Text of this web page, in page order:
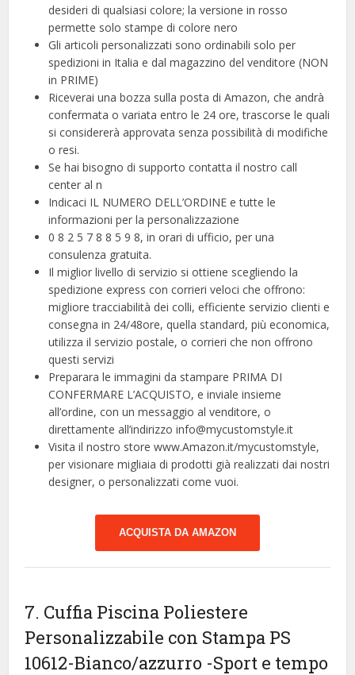
desideri di qualsiasi colore; la versione in rosso
permette solo stampe di colore nero
Gli articoli personalizzati sono ordinabili solo per
spedizioni in Italia e dal magazzino del venditore (NON
in PRIME)
Riceverai una bozza sulla posta di Amazon, che andrà
confermata o variata entro le 24 ore, trascorse le quali
si considererà approvata senza possibilità di modifiche
o resi.
Se hai bisogno di supporto contatta il nostro call
center al n
Indicaci IL NUMERO DELL’ORDINE e tutte le
informazioni per la personalizzazione
0 8 2 5 7 8 8 5 9 8, in orari di ufficio, per una
consulenza gratuita.
Il miglior livello di servizio si ottiene scegliendo la
spedizione express con corrieri veloci che offrono:
migliore tracciabilità dei colli, efficiente servizio clienti e
consegna in 24/48ore, quella standard, più economica,
utilizza il servizio postale, o corrieri che non offrono
questi servizi
Preparara le immagini da stampare PRIMA DI
CONFERMARE L’ACQUISTO, e inviale insieme
all’ordine, con un messaggio al venditore, o
direttamente all’indirizzo info@mycustomstyle.it
Visita il nostro store www.Amazon.it/mycustomstyle,
per visionare migliaia di prodotti già realizzati dai nostri
designer, o personalizzati come vuoi.
ACQUISTA DA AMAZON
7. Cuffia Piscina Poliestere
Personalizzabile con Stampa PS
10612-Bianco/azzurro -Sport e tempo